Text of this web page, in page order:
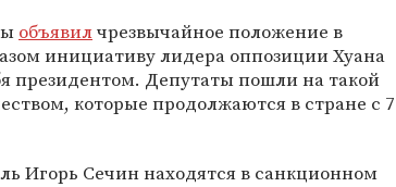
объявилчрезвычайное положение в
инициативу лидера оппозиции Хуана
президентом. Депутаты пошли на такой
которые продолжаются в стране с 7
Игорь Сечин находятся в санкционном